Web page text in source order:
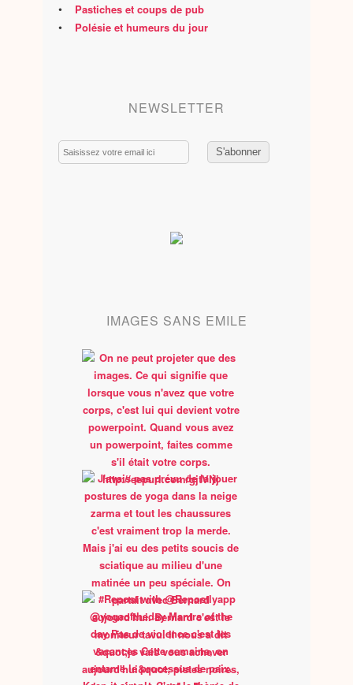
• Pastiches et coups de pub
• Polésie et humeurs du jour
NEWSLETTER
Email
IMAGES SANS EMILE